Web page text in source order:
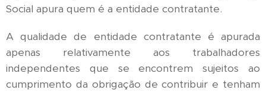
Social apura quem é a entidade contratante.
A qualidade de entidade contratante é apurada
apenas relativamente aos trabalhadores
independentes que se encontrem sujeitos ao
cumprimento da obrigação de contribuir e tenham